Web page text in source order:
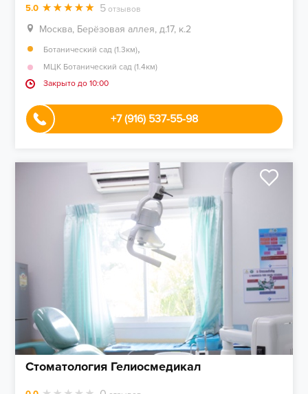
5.0 5 отзывов
Москва, Берёзовая аллея, д.17, к.2
Ботанический сад (1.3км),
МЦК Ботанический сад (1.4км)
Закрыто до 10:00
+7 (916) 537-55-98
Стоматология Гелиосмедикал